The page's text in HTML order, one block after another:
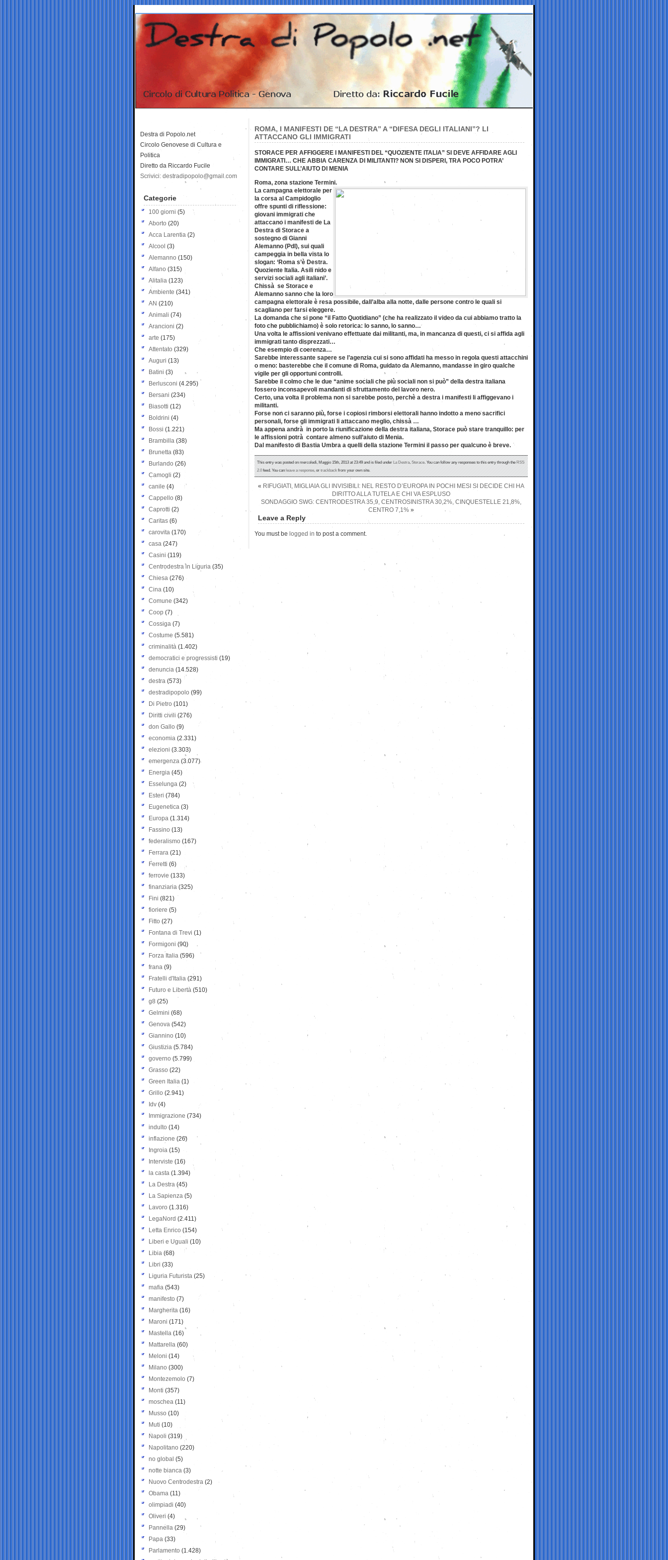
ROMA, I MANIFESTI DE “LA DESTRA” A “DIFESA DEGLI ITALIANI”? LI
ATTACCANO GLI IMMIGRATI
STORACE PER AFFIGGERE I MANIFESTI DEL “QUOZIENTE ITALIA” SI DEVE AFFIDARE AGLI
IMMIGRATI… CHE ABBIA CARENZA DI MILITANTI? NON SI DISPERI, TRA POCO POTRA’
CONTARE SULL’AIUTO DI MENIA
Roma, zona stazione Termini.
La campagna elettorale per
la corsa al Campidoglio
offre spunti di riflessione:
giovani immigrati che
attaccano i manifesti de La
Destra di Storace a
sostegno di Gianni
Alemanno (Pdl), sui quali
campeggia in bella vista lo
slogan: ‘Roma s’è Destra.
Quoziente Italia. Asili nido e
servizi sociali agli italiani’.
Chissà se Storace e
Alemanno sanno che la loro
campagna elettorale è resa possibile, dall’alba alla notte, dalle persone contro le quali si
scagliano per farsi eleggere.
La domanda che si pone “il Fatto Quotidiano” (che ha realizzato il video da cui abbiamo tratto la
foto che pubblichiamo) è solo retorica: lo sanno, lo sanno…
Una volta le affissioni venivano effettuate dai militanti, ma, in mancanza di questi, ci si affida agli
immigrati tanto disprezzati…
Che esempio di coerenza…
Sarebbe interessante sapere se l’agenzia cui si sono affidati ha messo in regola questi attacchini
o meno: basterebbe che il comune di Roma, guidato da Alemanno, mandasse in giro qualche
vigile per gli opportuni controlli.
Sarebbe il colmo che le due “anime sociali che più sociali non si può” della destra italiana
fossero inconsapevoli mandanti di sfruttamento del lavoro nero.
Certo, una volta il problema non si sarebbe posto, perchè a destra i manifesti li affiggevano i
militanti.
Forse non ci saranno più, forse i copiosi rimborsi elettorali hanno indotto a meno sacrifici
personali, forse gli immigrati li attaccano meglio, chissà …
Ma appena andrà in porto la riunificazione della destra italiana, Storace può stare tranquillo: per
le affissioni potrà contare almeno sull’aiuto di Menia.
Dal manifesto di Bastia Umbra a quelli della stazione Termini il passo per qualcuno è breve.
This entry was posted on mercoledì, Maggio 15th, 2013 at 23:49 and is filed underLa Destra,Storace. You can follow any responses to this entry through theRSS
2.0feed. You canleave a response, ortrackbackfrom your own site.
« RIFUGIATI, MIGLIAIA GLI INVISIBILI: NEL RESTO D’EUROPA IN POCHI MESI SI DECIDE CHI HA
DIRITTO ALLA TUTELA E CHI VA ESPLUSO
SONDAGGIO SWG: CENTRODESTRA 35,9, CENTROSINISTRA 30,2%, CINQUESTELLE 21,8%,
CENTRO 7,1% »
Leave a Reply
You must be logged in to post a comment.
Destra di Popolo.net
Circolo Genovese di Cultura e
Politica
Diretto da Riccardo Fucile
Scrivici: destradipopolo@gmail.com
Categorie
100 giorni (5)
Aborto (20)
Acca Larentia (2)
Alcool (3)
Alemanno (150)
Alfano (315)
Alitalia (123)
Ambiente (341)
AN (210)
Animali (74)
Arancioni (2)
arte (175)
Attentato (329)
Auguri (13)
Batini (3)
Berlusconi (4.295)
Bersani (234)
Biasotti (12)
Boldrini (4)
Bossi (1.221)
Brambilla (38)
Brunetta (83)
Burlando (26)
Camogli (2)
canile (4)
Cappello (8)
Caprotti (2)
Caritas (6)
carovita (170)
casa (247)
Casini (119)
Centrodestra in Liguria (35)
Chiesa (276)
Cina (10)
Comune (342)
Coop (7)
Cossiga (7)
Costume (5.581)
criminalità (1.402)
democratici e progressisti (19)
denuncia (14.528)
destra (573)
destradipopolo (99)
Di Pietro (101)
Diritti civili (276)
don Gallo (9)
economia (2.331)
elezioni (3.303)
emergenza (3.077)
Energia (45)
Esselunga (2)
Esteri (784)
Eugenetica (3)
Europa (1.314)
Fassino (13)
federalismo (167)
Ferrara (21)
Ferretti (6)
ferrovie (133)
finanziaria (325)
Fini (821)
fioriere (5)
Fitto (27)
Fontana di Trevi (1)
Formigoni (90)
Forza Italia (596)
frana (9)
Fratelli d'Italia (291)
Futuro e Libertà (510)
g8 (25)
Gelmini (68)
Genova (542)
Giannino (10)
Giustizia (5.784)
governo (5.799)
Grasso (22)
Green Italia (1)
Grillo (2.941)
Idv (4)
Immigrazione (734)
indulto (14)
inflazione (26)
Ingroia (15)
Interviste (16)
la casta (1.394)
La Destra (45)
La Sapienza (5)
Lavoro (1.316)
LegaNord (2.411)
Letta Enrico (154)
Liberi e Uguali (10)
Libia (68)
Libri (33)
Liguria Futurista (25)
mafia (543)
manifesto (7)
Margherita (16)
Maroni (171)
Mastella (16)
Mattarella (60)
Meloni (14)
Milano (300)
Montezemolo (7)
Monti (357)
moschea (11)
Musso (10)
Muti (10)
Napoli (319)
Napolitano (220)
no global (5)
notte bianca (3)
Nuovo Centrodestra (2)
Obama (11)
olimpiadi (40)
Oliveri (4)
Pannella (29)
Papa (33)
Parlamento (1.428)